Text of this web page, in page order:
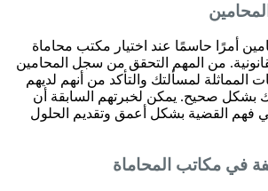
أمرًا حاسمًا عند اختيار مكتب محاماة
من المهم التحقق من سجل المحامين
المماثلة لمسألتك والتأكد من أنهم لديهم
بشكل صحيح. يمكن لخبرتهم السابقة أن
فهم القضية بشكل أعمق وتقديم الحلول
في مكاتب المحاماة